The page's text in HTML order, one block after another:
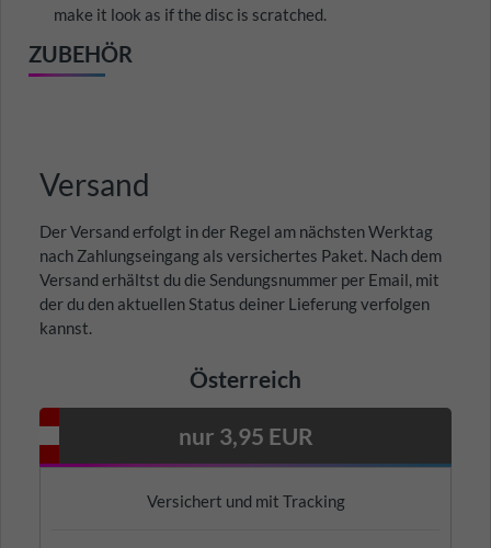
make it look as if the disc is scratched.
ZUBEHÖR
Versand
Der Versand erfolgt in der Regel am nächsten Werktag
nach Zahlungseingang als versichertes Paket. Nach dem
Versand erhältst du die Sendungsnummer per Email, mit
der du den aktuellen Status deiner Lieferung verfolgen
kannst.
Österreich
nur 3,95 EUR
Versichert und mit Tracking